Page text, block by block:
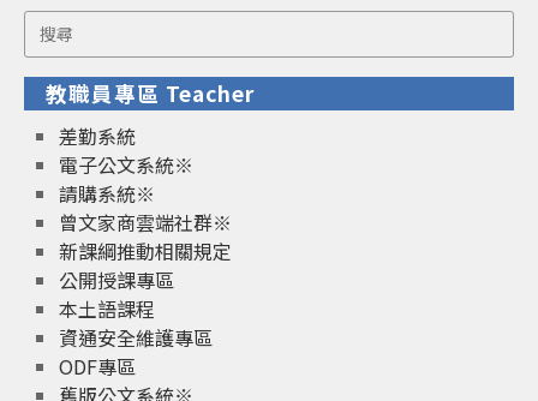
Search
for:
教職員專區 Teacher
差勤系統
電子公文系統※
請購系統※
曾文家商雲端社群※
新課綱推動相關規定
公開授課專區
本土語課程
資通安全維護專區
ODF專區
舊版公文系統※